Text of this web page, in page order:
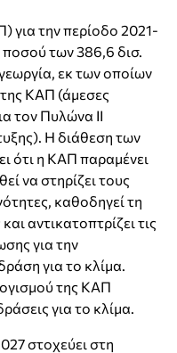
για την περίοδο 2021-
των 386,6 δισ.
εκ των οποίων
της ΚΑΠ (άμεσες
τον Πυλώνα ΙΙ
Η διάθεση των
ότι η ΚΑΠ παραμένει
να στηρίζει τους
καθοδηγεί τη
αντικατοπτρίζει τις
για την
για το κλίμα.
της ΚΑΠ
για το κλίμα.
στοχεύει στη